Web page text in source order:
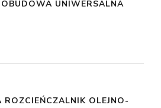
UNIWERSALNA
ROZCIEŃCZALNIK OLEJNO-